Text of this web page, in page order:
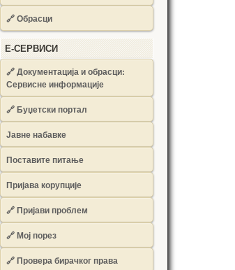
🔗Обрасци
Е-СЕРВИСИ
🔗 Документација и обрасци:
Сервисне информације
🔗 Буџетски портал
Јавне набавке
Поставите питање
Пријава корупције
🔗 Пријави проблем
🔗 Мој порез
🔗 Провера бирачког права